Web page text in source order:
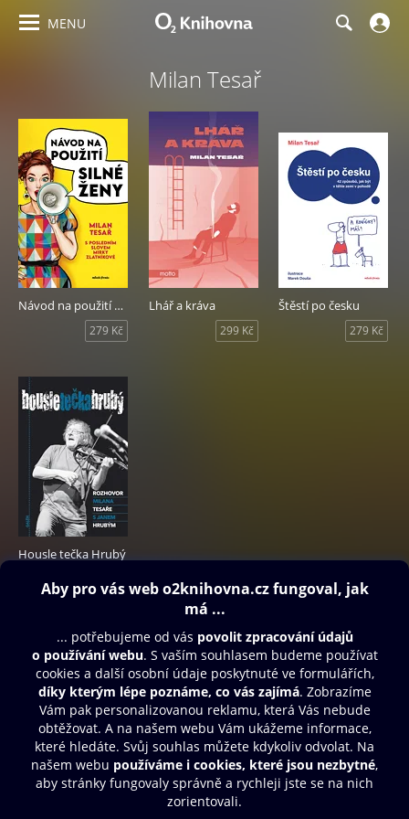
MENU
Milan Tesař
Návod na použití silné ženy
279 Kč
Lhář a kráva
299 Kč
Štěstí po česku
279 Kč
Housle tečka Hrubý
150 Kč
Obsah ke stažení
Moje O2 Knihovna
Další zábava
© O2 Czech Republic a.s.